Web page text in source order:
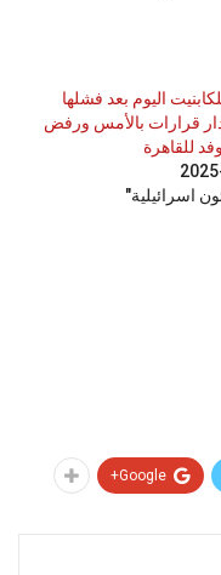
اليوم بعد فشلها
قرارات بالأمس ورفض
للقاهرة
اسرائيلية"
Google+